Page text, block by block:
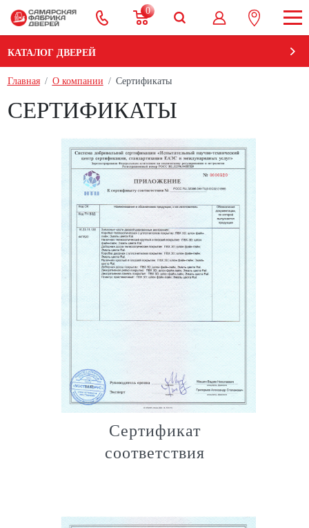
0
КАТАЛОГ ДВЕРЕЙ
Главная О компании Cертификаты
СЕРТИФИКАТЫ
Сертификат
соответствия